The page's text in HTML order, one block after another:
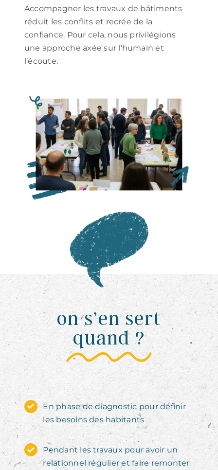
Accompagner les travaux de bâtiments
réduit les conflits et recrée de la
confiance. Pour cela, nous privilégions
une approche axée sur l’humain et
l’écoute.
on s’en sert
quand ?
En phase de diagnostic pour définir
les besoins des habitants
Pendant les travaux pour avoir un
relationnel régulier et faire remonter